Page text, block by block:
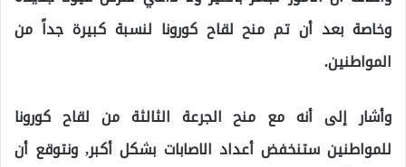
وخاصة بعد أن تم منح لقاح كورونا لنسبة كبيرة جداً من
المواطنين.
وأشار إلى أنه مع منح الجرعة الثالثة من لقاح كورونا
للمواطنين ستنخفض أعداد الاصابات بشكل أكبر, ونتوقع أن